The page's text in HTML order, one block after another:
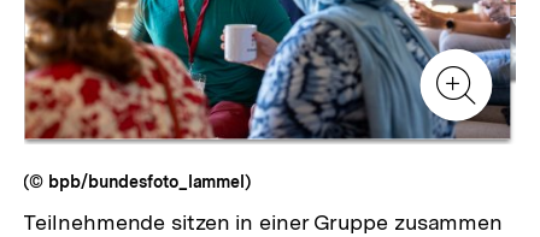
Zur
Zur
Zur
Galerieansicht
(© bpb/bundesfoto_lammel)
Teilnehmende sitzen in einer Gruppe zusammen